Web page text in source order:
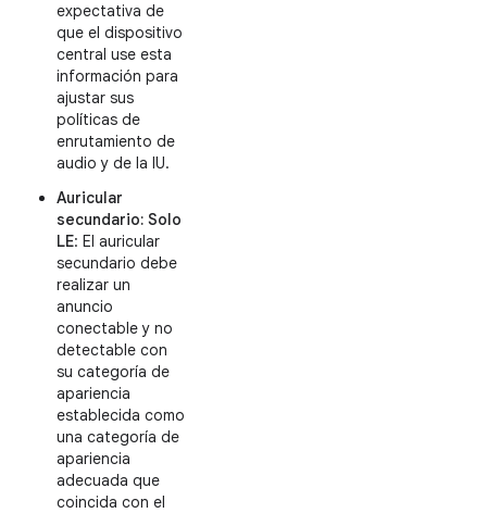
expectativa de
que el dispositivo
central use esta
información para
ajustar sus
políticas de
enrutamiento de
audio y de la IU.
Auricular
secundario: Solo
LE: El auricular
secundario debe
realizar un
anuncio
conectable y no
detectable con
su categoría de
apariencia
establecida como
una categoría de
apariencia
adecuada que
coincida con el